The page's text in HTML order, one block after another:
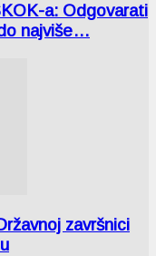
a: Odgovarati
najviše…
završnici